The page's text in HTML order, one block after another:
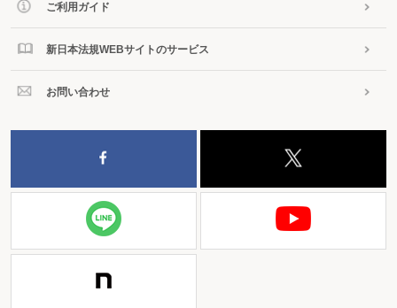
ご利用ガイド
新日本法規WEBサイトのサービス
お問い合わせ